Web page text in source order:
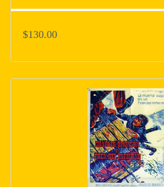
$130.00